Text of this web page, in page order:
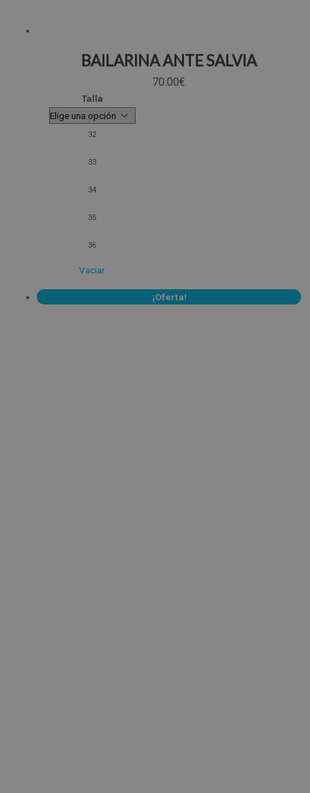
BAILARINA ANTE SALVIA
70.00€
Talla
32
33
34
35
36
Vaciar
¡Oferta!